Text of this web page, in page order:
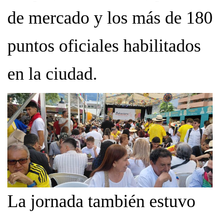
de mercado y los más de 180
puntos oficiales habilitados
en la ciudad.
La jornada también estuvo